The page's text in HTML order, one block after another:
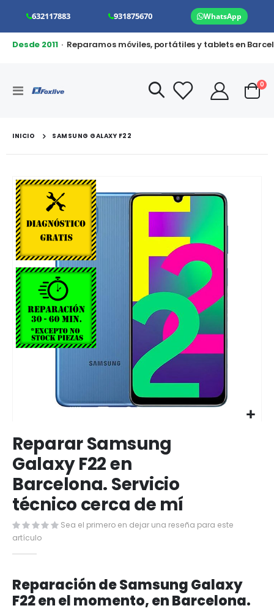
632117883 931875670 WhatsApp
Desde 2011· Reparamos móviles, portátiles y tablets en
Toggle
Cart
0
INICIO SAMSUNG GALAXY F22
Saltar
al
final
de
la
galería
de
imágenes
al
comienzo
de
la
galería
de
Reparar Samsung
Galaxy F22 en
Barcelona. Servicio
técnico cerca de mí
Sea el primero en dejar una reseña para este
artículo
Reparación de Samsung Galaxy
F22 en el momento, en Barcelona.